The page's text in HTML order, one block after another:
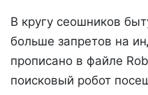
В кругу сеошников
больше запретов на
прописано в файле
поисковый робот